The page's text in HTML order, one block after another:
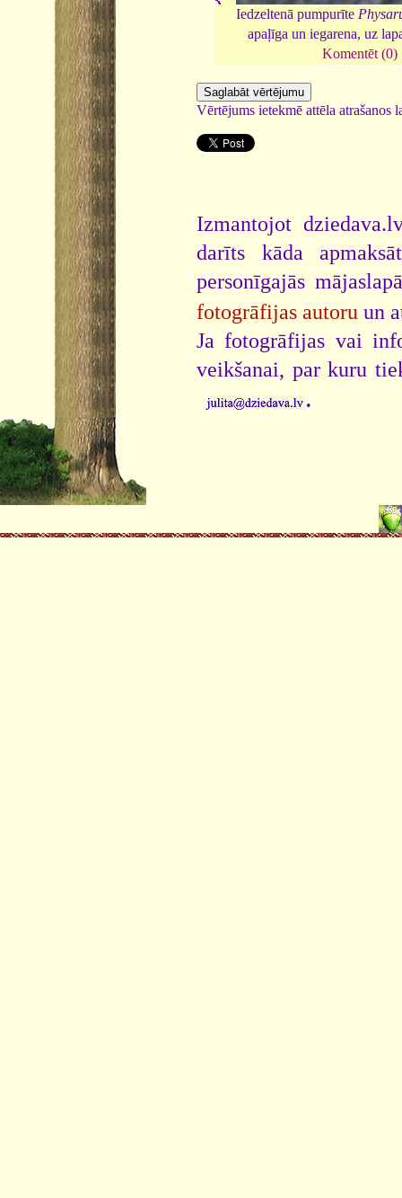
Iedzeltenā pumpurīte
apaļīga un iegarena, uz
Komentēt (0)
Vērtējums ietekmē attēla atrašanos
Izmantojot
darīts kāda
personīgajās
fotogrāfijas autoru un
Ja fotogrāfijas vai
veikšanai, par kuru
.